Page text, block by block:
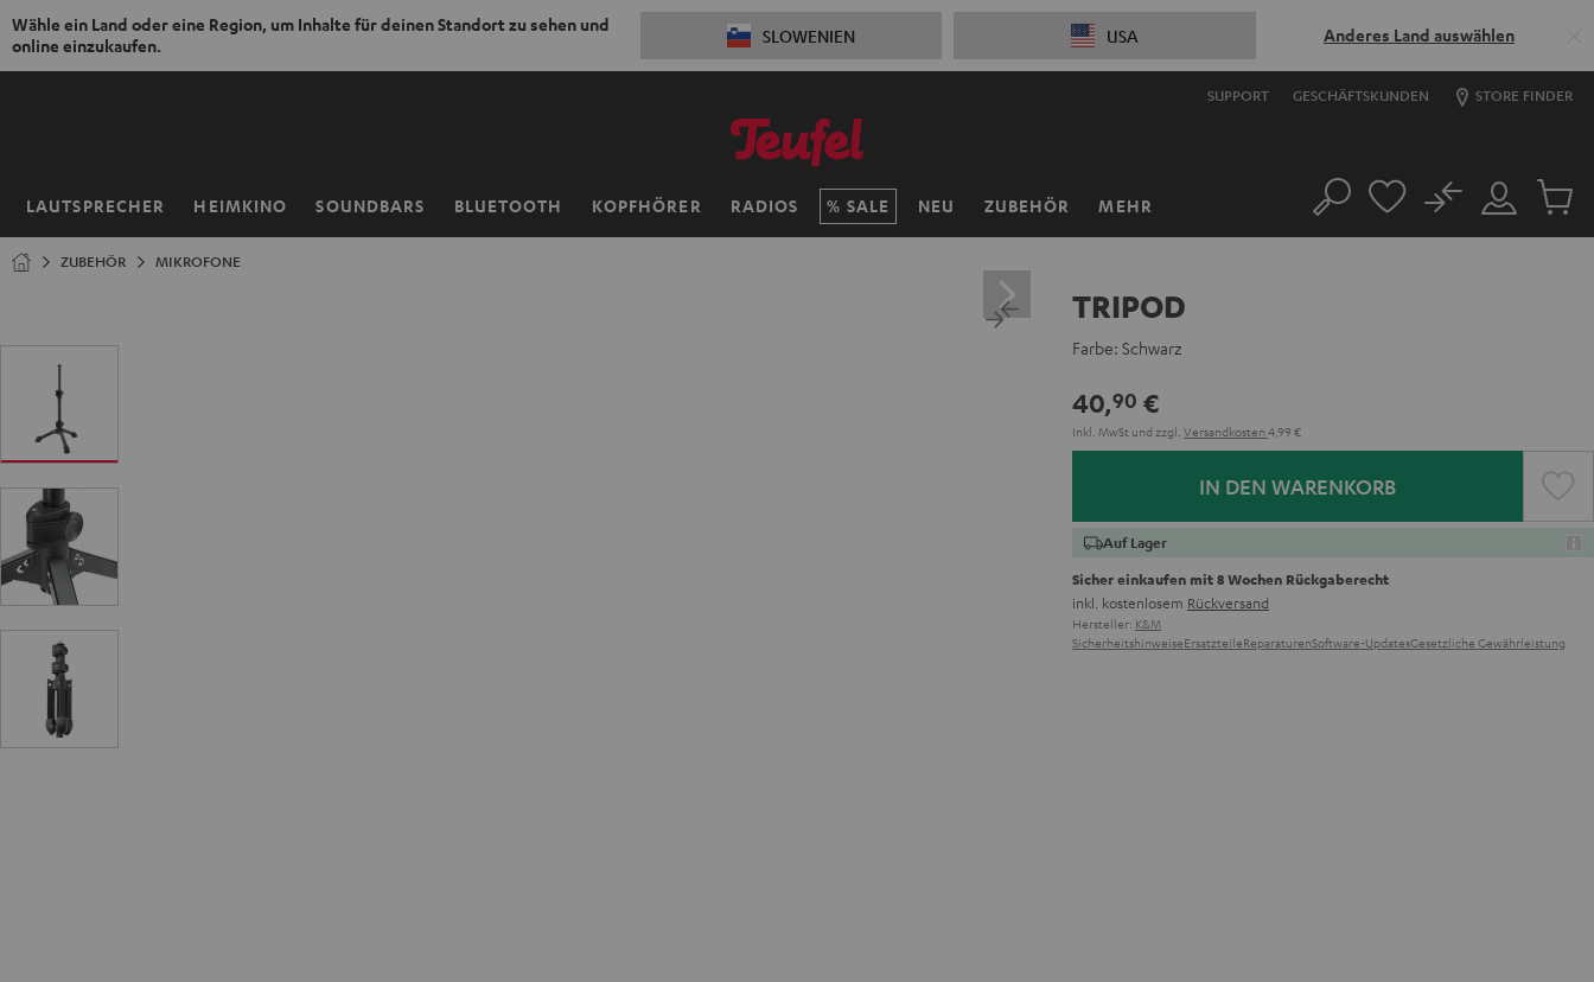
Wähle ein Land oder eine Region, um Inhalte für deinen Standort zu sehen und
online einzukaufen.
SLOWENIEN USA Anderes Land auswählen
ZUM
SUPPORT GESCHÄFTSKUNDEN STORE FINDER
LAUTSPRECHER HEIMKINO SOUNDBARS BLUETOOTH KOPFHÖRER RADIOS SALE NEU ZUBEHÖR MEHR
Startseite Suche
Mein
Konto
No
Artikel
ZUBEHÖR MIKROFONE
TRIPOD
Farbe: Schwarz
40,90 €
Inkl. MwSt und zzgl. Versandkosten 4,99 €
IN DEN WARENKORB
Auf Lager
Sicher einkaufen mit 8 Wochen Rückgaberecht
inkl. kostenlosem Rückversand
Hersteller: K&M
SicherheitshinweiseErsatzteileReparaturenSoftware-UpdatesGesetzliche Gewährleistung